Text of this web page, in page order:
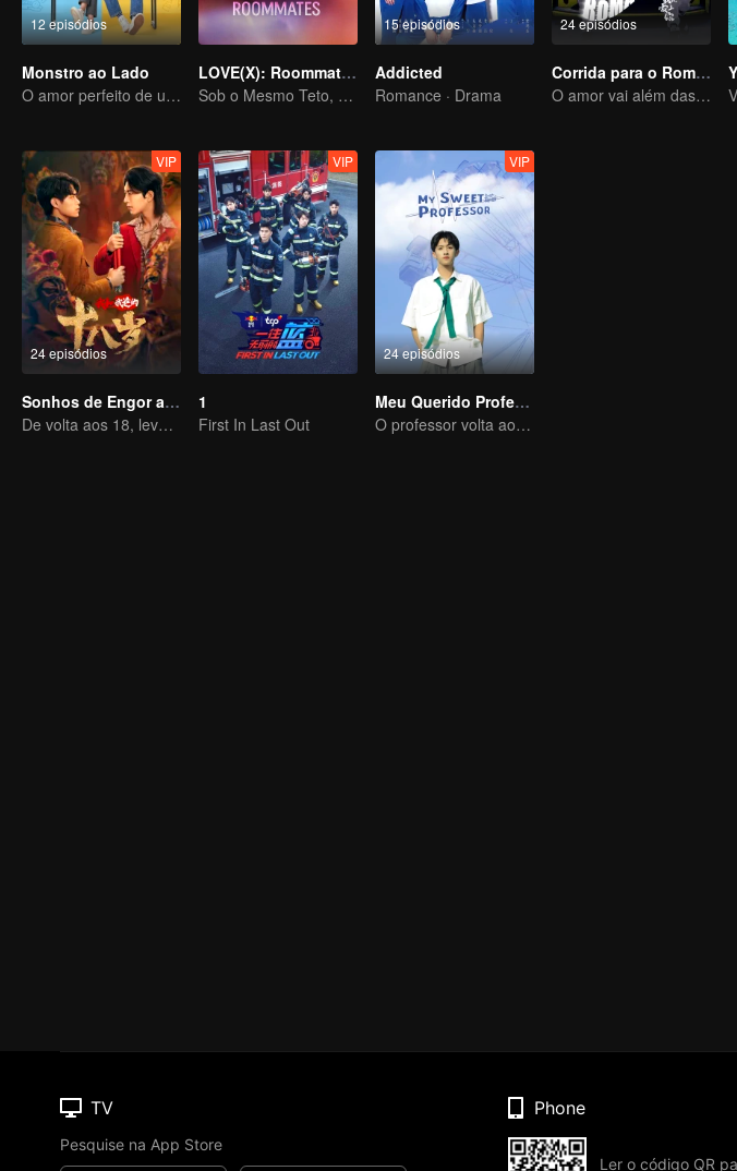
12 episódios
Monstro ao Lado
O amor perfeito de um garoto introvertido e extrovertido
LOVE(X): Roommates
Sob o Mesmo Teto, Corações Desbloqueados! O Especial LOVE(X) de Companheiros de Casa
15 episódios
Addicted
Romance · Drama
24 episódios
Corrida para o Romance
O amor vai além das fronteiras, a Glory United como parceira
24 episódios
VIP
Sonhos de Engor aos 18 anos
De volta aos 18, levando meu pai aosucesso
VIP
1
First In Last Out
24 episódios
VIP
Meu Querido Professor
O professor volta ao campus como estudante.
TV
Pesquise na App Store
Phone
Ler o código QR